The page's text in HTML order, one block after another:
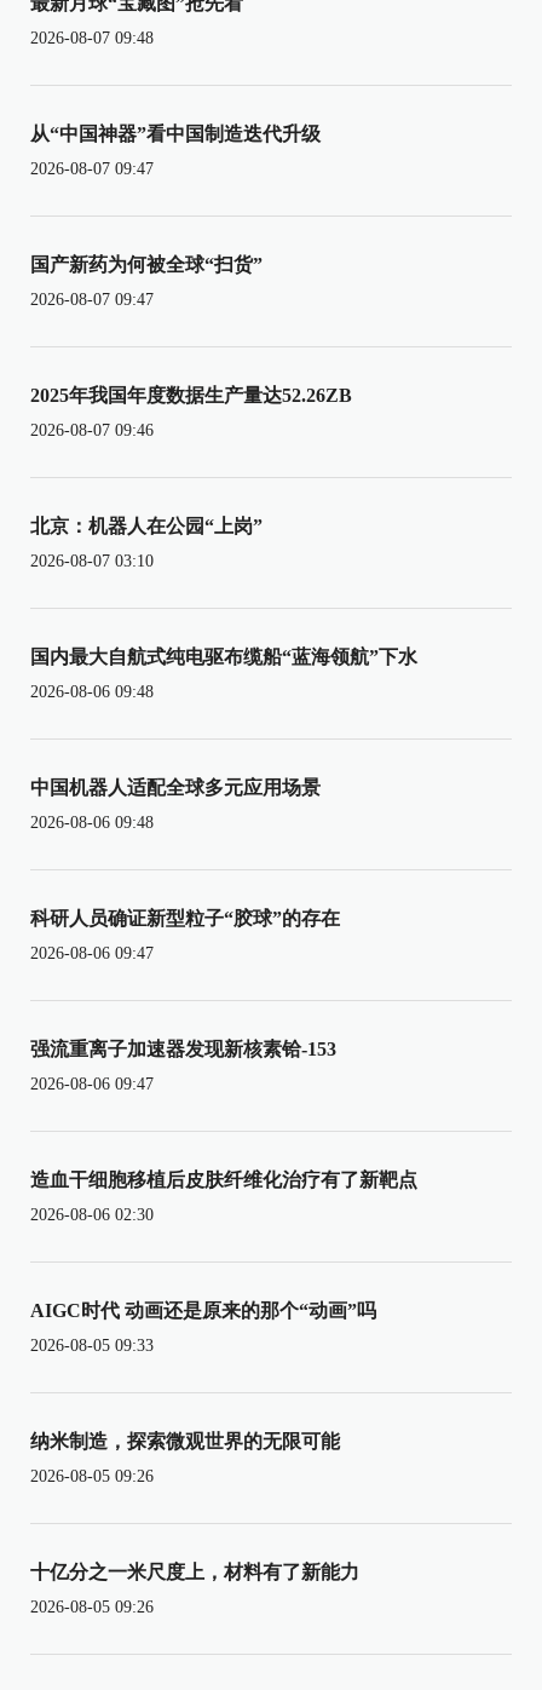
2026-08-07 09:48
从“中国神器”看中国制造迭代升级
2026-08-07 09:47
国产新药为何被全球“扫货”
2026-08-07 09:47
2025年我国年度数据生产量达52.26ZB
2026-08-07 09:46
北京：机器人在公园“上岗”
2026-08-07 03:10
国内最大自航式纯电驱布缆船“蓝海领航”下水
2026-08-06 09:48
中国机器人适配全球多元应用场景
2026-08-06 09:48
科研人员确证新型粒子“胶球”的存在
2026-08-06 09:47
强流重离子加速器发现新核素铪-153
2026-08-06 09:47
造血干细胞移植后皮肤纤维化治疗有了新靶点
2026-08-06 02:30
AIGC时代 动画还是原来的那个“动画”吗
2026-08-05 09:33
纳米制造，探索微观世界的无限可能
2026-08-05 09:26
十亿分之一米尺度上，材料有了新能力
2026-08-05 09:26